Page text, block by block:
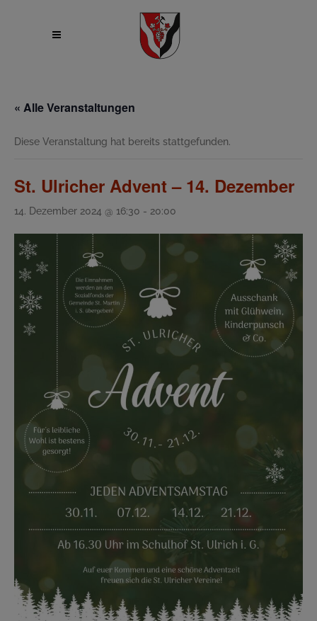
« Alle Veranstaltungen
Diese Veranstaltung hat bereits stattgefunden.
St. Ulricher Advent – 14. Dezember
14. Dezember 2024 @ 16:30 - 20:00